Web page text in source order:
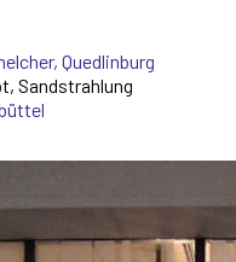
Quedlinburg
Sandstrahlung